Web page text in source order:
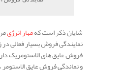
شایان ذکر است کهمهار انرژی
نمایندگی فروش بسیار فعالی در
فروش عایق های الاستومریک
و نماندگی فروش عایق الاستومر